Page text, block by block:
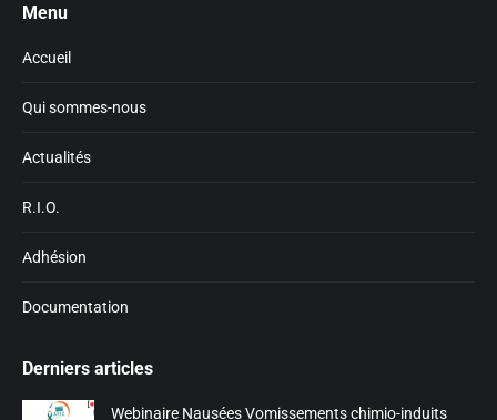
opens
window
in
window
Menu
Accueil
Qui sommes-nous
Actualités
R.I.O.
Adhésion
Documentation
Derniers articles
Webinaire Nausées Vomissements chimio-induits